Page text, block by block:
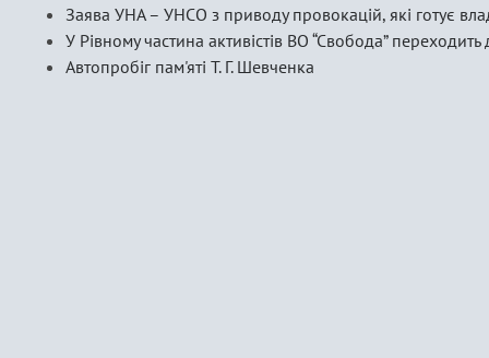
Заява УНА – УНСО з приводу провокацій, які готує
У Рівному частина активістів ВО “Свобода”
Автопробіг пам'яті Т. Г. Шевченка